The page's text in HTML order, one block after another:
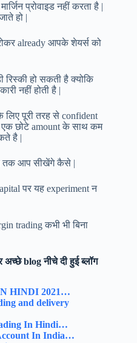
प्रोवाइड नहीं करता है |
हो |
already आपके शेयर्स को
हो सकती है क्योकि
नहीं होती है |
पूरी तरह से confident
छोटे amount के साथ कम
है |
तक आप सीखेंगे कैसे |
पर यह experiment न
trading कभी भी बिना
blog नीचे दी हुई ब्लॉग
HINDI 2021…
and delivery
In Hindi…
In India…